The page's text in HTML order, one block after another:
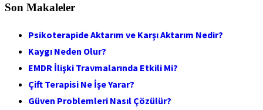
Son Makaleler
Psikoterapide Aktarım ve Karşı Aktarım Nedir?
Kaygı Neden Olur?
EMDR İlişki Travmalarında Etkili Mi?
Çift Terapisi Ne İşe Yarar?
Güven Problemleri Nasıl Çözülür?